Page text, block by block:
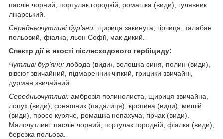
паслін чорний, портулак городній, ромашка (види), гулявник
лікарський.
Середньочутливі бур’яни: щириця закинута, гірчиця, талабан
польовий, фіалка, льон Софії, мак дикий.
Спектр дії в якості післясходового гербіциду:
Чутливі бур’яни: лобода (види), волошка синя, полин (види),
вівсюг звичайний, підмаренник чіпкий, грицики звичайні,
дурман звичайний.
Середньочутливі: амброзія полинолиста, щириця звичайна,
лопух (види), соняшник (падалиця), кропива (види), мишій
(види), просо куряче, ромашка непахуча, гірчак (види).
Малочутливі: паслін чорний, портулак городній, фіалка (види),
березка польова.